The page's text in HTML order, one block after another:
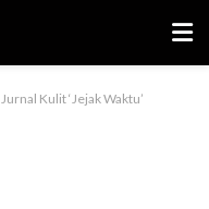
Jurnal Kulit ‘Jejak Waktu’